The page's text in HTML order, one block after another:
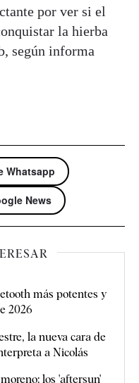
por ver si el
la hierba
según informa
Whatsapp
News
más potentes y
2026
la nueva cara de
a Nicolás
los 'aftersun'